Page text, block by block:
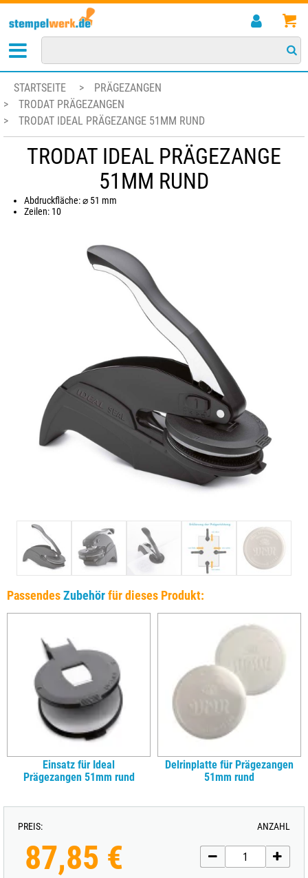
STARTSEITE >
PRÄGEZANGEN
>
TRODAT PRÄGEZANGEN
>
TRODAT IDEAL PRÄGEZANGE 51MM RUND
TRODAT IDEAL PRÄGEZANGE
51MM RUND
Abdruckfläche: ⌀ 51 mm
Zeilen: 10
PassendesZubehörfür dieses Produkt:
Einsatz für Ideal
Prägezangen 51mm rund
Delrinplatte für Prägezangen
51mm rund
PREIS:
87,85 €
ANZAHL